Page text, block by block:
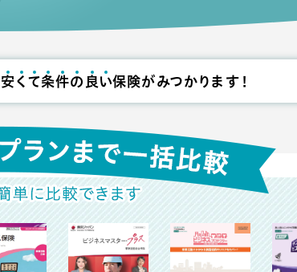
安く て条件の 良 い保険がみつかります！